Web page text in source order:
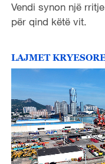
Vendi synon një
për qind këtë vit.
LAJMET